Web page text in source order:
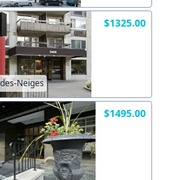
$1325.00
Neiges
$1495.00